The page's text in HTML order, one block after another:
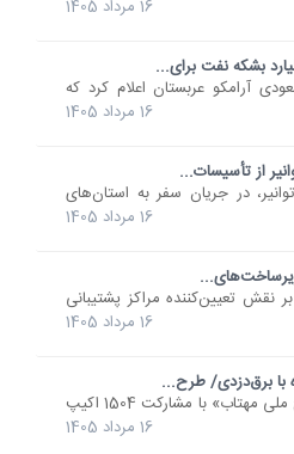
16 مرداد 1405
آرامکو عربستان اعلام کرد که
16 مرداد 1405
از تأسیسات...
در جریان سفر به استان‌های
16 مرداد 1405
زیرساخت‌های...
نقش تعیین‌کننده مراکز پشتیبانی
16 مرداد 1405
با برق‌دزدی/ طرح...
شانزدهمین مانور سراسری «طرح ملی مهتاب» با مشارکت 1504 اکیپ
16 مرداد 1405